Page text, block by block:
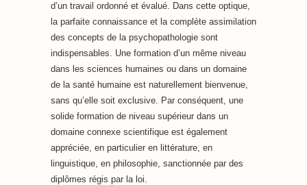
d’un travail ordonné et évalué. Dans cette optique,
la parfaite connaissance et la complète assimilation
des concepts de la psychopathologie sont
indispensables. Une formation d’un même niveau
dans les sciences humaines ou dans un domaine
de la santé humaine est naturellement bienvenue,
sans qu’elle soit exclusive. Par conséquent, une
solide formation de niveau supérieur dans un
domaine connexe scientifique est également
appréciée, en particulier en littérature, en
linguistique, en philosophie, sanctionnée par des
diplômes régis par la loi.